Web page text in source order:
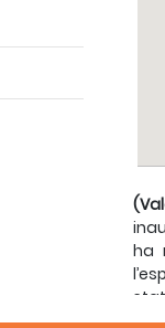
ha